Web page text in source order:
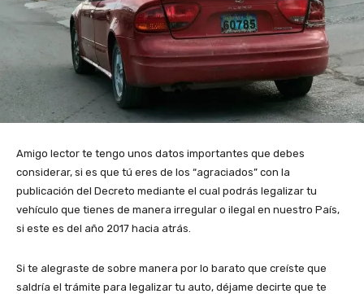
Amigo lector te tengo unos datos importantes que debes
considerar, si es que tú eres de los “agraciados” con la
publicación del Decreto mediante el cual podrás legalizar tu
vehículo que tienes de manera irregular o ilegal en nuestro País,
si este es del año 2017 hacia atrás.
Si te alegraste de sobre manera por lo barato que creíste que
saldría el trámite para legalizar tu auto, déjame decirte que te